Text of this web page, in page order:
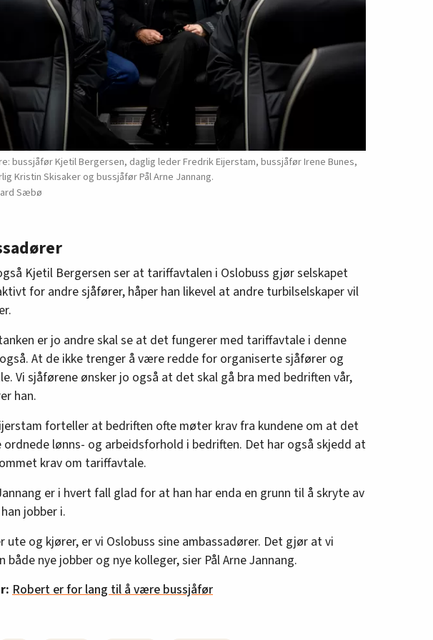
bussjåfør Kjetil Bergersen, daglig leder Fredrik Eijerstam, bussjåfør Irene Bunes,
Kristin Skisaker og bussjåfør Pål Arne Jannang.
Sæbø
Kjetil Bergersen ser at tariffavtalen i Oslobuss gjør selskapet
for andre sjåfører, håper han likevel at andre turbilselskaper vil
er jo andre skal se at det fungerer med tariffavtale i denne
At de ikke trenger å være redde for organiserte sjåfører og
Vi sjåførene ønsker jo også at det skal gå bra med bedriften vår,
han.
forteller at bedriften ofte møter krav fra kundene om at det
lønns- og arbeidsforhold i bedriften. Det har også skjedd at
krav om tariffavtale.
er i hvert fall glad for at han har enda en grunn til å skryte av
jobber i.
ute og kjører, er vi Oslobuss sine ambassadører. Det gjør at vi
både nye jobber og nye kolleger, sier Pål Arne Jannang.
Robert er for lang til å være bussjåfør